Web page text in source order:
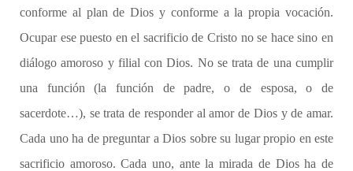
conforme al plan de Dios y conforme a la propia vocación.
Ocupar ese puesto en el sacrificio de Cristo no se hace sino en
diálogo amoroso y filial con Dios. No se trata de una cumplir
una función (la función de padre, o de esposa, o de
sacerdote…), se trata de responder al amor de Dios y de amar.
Cada uno ha de preguntar a Dios sobre su lugar propio en este
sacrificio amoroso. Cada uno, ante la mirada de Dios ha de